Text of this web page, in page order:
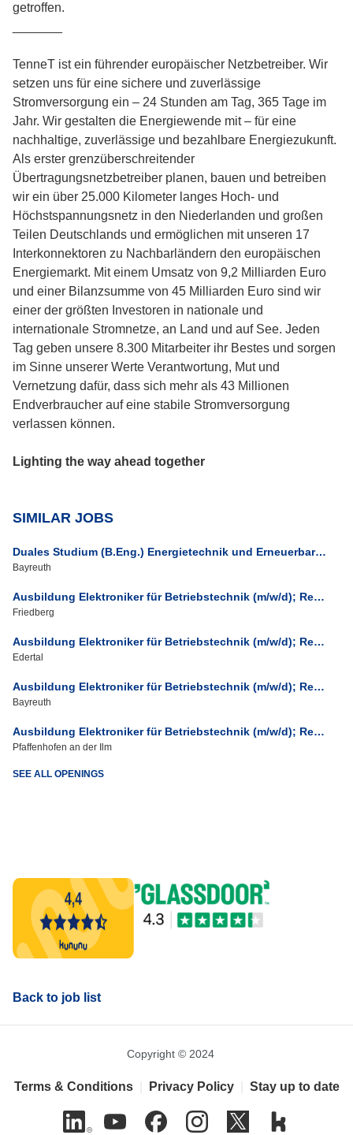
getroffen.
TenneT ist ein führender europäischer Netzbetreiber. Wir
setzen uns für eine sichere und zuverlässige
Stromversorgung ein – 24 Stunden am Tag, 365 Tage im
Jahr. Wir gestalten die Energiewende mit – für eine
nachhaltige, zuverlässige und bezahlbare Energiezukunft.
Als erster grenzüberschreitender
Übertragungsnetzbetreiber planen, bauen und betreiben
wir ein über 25.000 Kilometer langes Hoch- und
Höchstspannungsnetz in den Niederlanden und großen
Teilen Deutschlands und ermöglichen mit unseren 17
Interkonnektoren zu Nachbarländern den europäischen
Energiemarkt. Mit einem Umsatz von 9,2 Milliarden Euro
und einer Bilanzsumme von 45 Milliarden Euro sind wir
einer der größten Investoren in nationale und
internationale Stromnetze, an Land und auf See. Jeden
Tag geben unsere 8.300 Mitarbeiter ihr Bestes und sorgen
im Sinne unserer Werte Verantwortung, Mut und
Vernetzung dafür, dass sich mehr als 43 Millionen
Endverbraucher auf eine stabile Stromversorgung
verlassen können.
Lighting the way ahead together
SIMILAR JOBS
Duales Studium (B.Eng.) Energietechnik und Erneuerbare Energien (m/w/d) - praxisintegrierend zum 01.08.2027
Bayreuth
Ausbildung Elektroniker für Betriebstechnik (m/w/d); Region Friedberg/Süd-Hessen zum 01.08.2027
Friedberg
Ausbildung Elektroniker für Betriebstechnik (m/w/d); Region Edertal/Nord-Hessen zum 01.09.2027
Edertal
Ausbildung Elektroniker für Betriebstechnik (m/w/d); Region Bayreuth/Bamberg zum 01.09.2027
Bayreuth
Ausbildung Elektroniker für Betriebstechnik (m/w/d); Region Pfaffenhofen/Ilm zum 01.09.2027
Pfaffenhofen an der Ilm
SEE ALL OPENINGS
Back to job list
Copyright © 2024
Terms & Conditions Privacy Policy Stay up to date